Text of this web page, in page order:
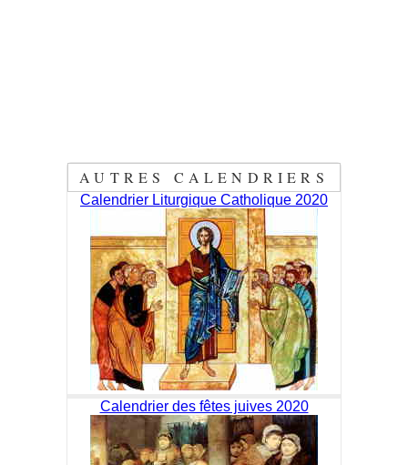
AUTRES CALENDRIERS
Calendrier Liturgique Catholique 2020
Calendrier des fêtes juives 2020